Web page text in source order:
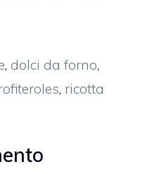
, dolci da forno,
, ricotta